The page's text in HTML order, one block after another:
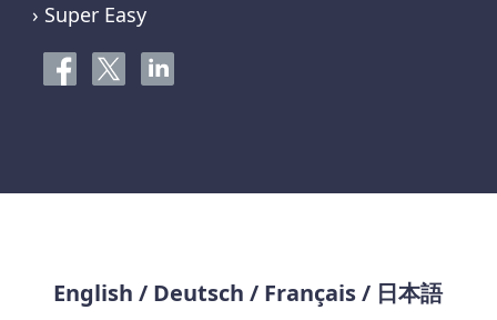
› Super Easy
English / Deutsch / Français/ 日本語